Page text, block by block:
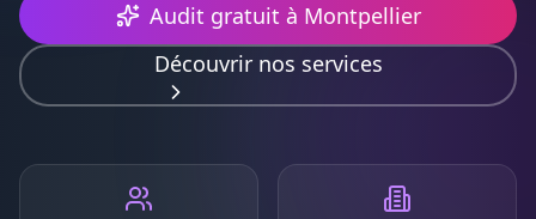
Audit gratuit à Montpellier
Découvrir nos services